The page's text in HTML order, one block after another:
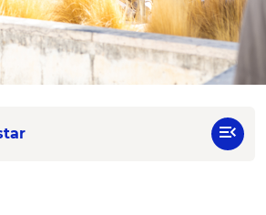
menu_open